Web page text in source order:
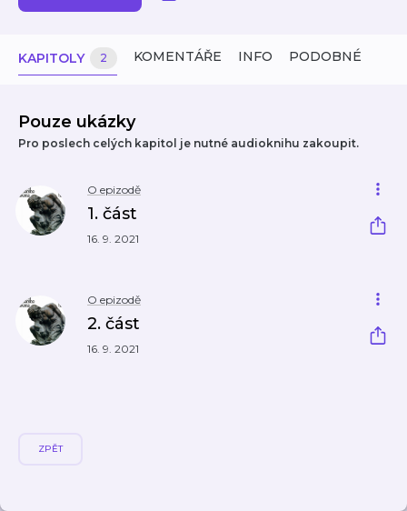
KAPITOLY 2 KOMENTÁŘE INFO PODOBNÉ
Pouze ukázky
Pro poslech celých kapitol je nutné audioknihu zakoupit.
O epizodě
1. část
16. 9. 2021
O epizodě
2. část
16. 9. 2021
ZPĚT